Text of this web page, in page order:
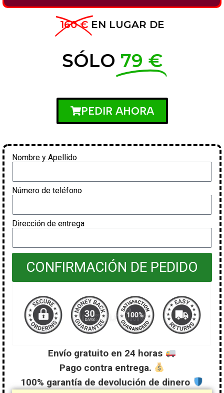
160 € EN LUGAR DE
SÓLO 79 €
PEDIR AHORA
Nombre y Apellido
Número de teléfono
Dirección de entrega
CONFIRMACIÓN DE PEDIDO
Envío gratuito en 24 horas
Pago contra entrega.
100% garantía de devolución de dinero